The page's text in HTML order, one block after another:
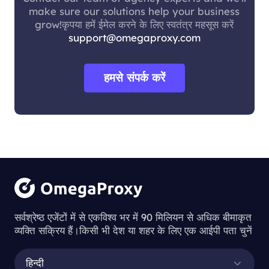
make sure our solutions help your business
grow!कृपया हमें ईमेल करने के लिए स्वतंत्र महसूस करें
support@omegaproxy.com
हमसे संपर्क करें
सर्वश्रेष्ठ एजेंटों में से एकविश्व भर में 90 मिलियन से अधिक बीमाकृत
व्यक्ति सक्रिय हैं।किसी भी देश या शहर के लिए एक आईपी पता चुनें
हिन्दी